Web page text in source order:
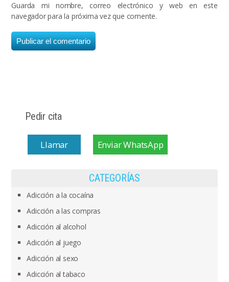
Guarda mi nombre, correo electrónico y web en este
navegador para la próxima vez que comente.
Pedir cita
Llamar Enviar WhatsApp
CATEGORÍAS
Adicción a la cocaína
Adicción a las compras
Adicción al alcohol
Adicción al juego
Adicción al sexo
Adicción al tabaco